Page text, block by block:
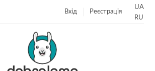
Вхід Реєстрація
UA
RU